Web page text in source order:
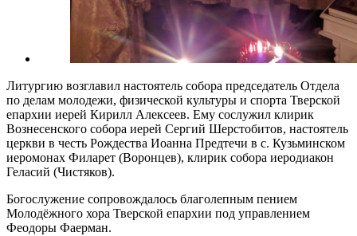
Литургию возглавил настоятель собора председатель Отдела
по делам молодежи, физической культуры и спорта Тверской
епархии иерей Кирилл Алексеев. Ему сослужил клирик
Вознесенского собора иерей Сергий Шерстобитов, настоятель
церкви в честь Рождества Иоанна Предтечи в с. Кузьминском
иеромонах Филарет (Воронцев), клирик собора иеродиакон
Геласий (Чистяков).
Богослужение сопровождалось благолепным пением
Молодёжного хора Тверской епархии под управлением
Феодоры Фаерман.